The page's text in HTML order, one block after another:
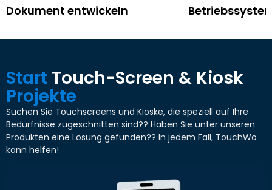
Dokument entwickeln
Start Touch-Screen & Kiosk
Projekte
Suchen Sie Touchscreens und Kioske, die speziell auf Ihre
Bedürfnisse zugeschnitten sind?? Haben Sie unter unseren
Produkten eine Lösung gefunden?? In jedem Fall, TouchWo
kann helfen!